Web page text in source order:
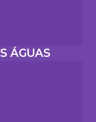
ÁGUAS